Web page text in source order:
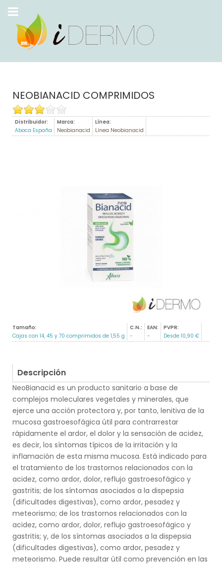
NEOBIANACID COMPRIMIDOS
Distribuidor:
Aboca España
Marca:
Neobianacid
Línea:
Línea Neobianacid
Tamaño:
Cajas con 14, 45 y 70 comprimidos de 1,55 g
C.N.:
-
EAN:
-
PVPR:
Desde 10,90 €
Descripción
NeoBianacid es un producto sanitario a base de
complejos moleculares vegetales y minerales, que
ejerce una acción protectora y, por tanto, lenitiva de la
mucosa gastroesofágica útil para contrarrestar
rápidamente el ardor, el dolor y la sensación de acidez,
es decir, los síntomas típicos de la irritación y la
inflamación de esta misma mucosa. Está indicado para
el tratamiento de los trastornos relacionados con la
acidez, como ardor, dolor, reflujo gastroesofágico y
gastritis; de los síntomas asociados a la dispepsia
(dificultades digestivas), como ardor, pesadez y
meteorismo; de los trastornos relacionados con la
acidez, como ardor, dolor, reflujo gastroesofágico y
gastritis; y, de los síntomas asociados a la dispepsia
(dificultades digestivas), como ardor, pesadez y
meteorismo. Puede resultar útil como prevención en las